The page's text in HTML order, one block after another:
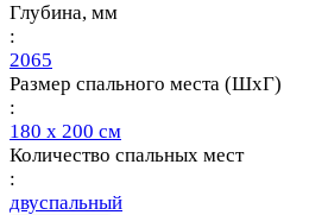
Глубина, мм
:
2065
Размер спального места (ШхГ)
:
180 х 200 см
Количество спальных мест
:
двуспальный